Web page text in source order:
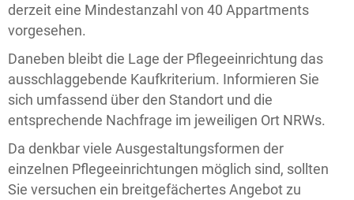
derzeit eine Mindestanzahl von 40 Appartments
vorgesehen.
Daneben bleibt die Lage der Pflegeeinrichtung das
ausschlaggebende Kaufkriterium. Informieren Sie
sich umfassend über den Standort und die
entsprechende Nachfrage im jeweiligen Ort NRWs.
Da denkbar viele Ausgestaltungsformen der
einzelnen Pflegeeinrichtungen möglich sind, sollten
Sie versuchen ein breitgefächertes Angebot zu